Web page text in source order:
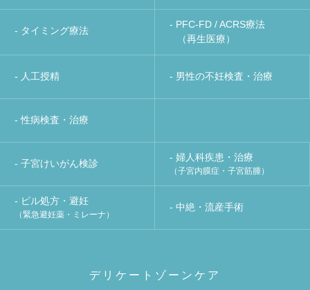
- タイミング療法
- PFC-FD / ACRS療法
（再生医療）
- 人工授精 - 男性の不妊検査・治療
- 性病検査・治療
- 子宮けいがん検診
- 婦人科疾患・治療
（子宮内膜症・子宮筋腫）
- ピル処方・避妊
（緊急避妊薬・ミレーナ）
- 中絶・流産手術
デリケートゾーンケア